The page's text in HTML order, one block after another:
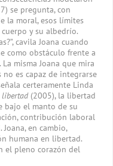
se pregunta, con
la moral, esos límites
y su albedrío.
cavila Joana cuando
como obstáculo frente a
misma Joana que mira
es capaz de integrarse
certeramente Linda
libertad(2005), la libertad
bajo el manto de su
contribución laboral
en cambio,
humana en libertad.
el pleno corazón del